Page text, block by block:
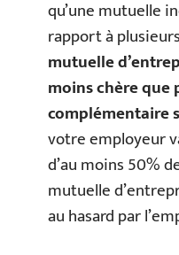
qu’une mutuelle
rapport à
mutuelle
moins chère que
complémentaire
votre employeur
d’au moins 50%
mutuelle
au hasard par